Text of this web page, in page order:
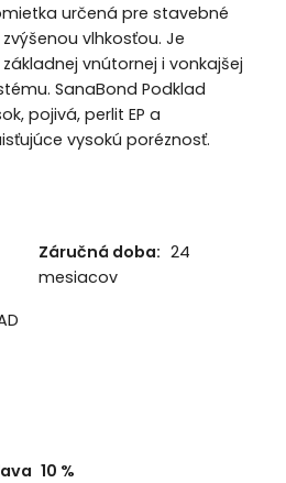
určená pre stavebné
vlhkosťou. Je
vnútornej i vonkajšej
SanaBond Podklad
pojivá, perlit EP a
vysokú poréznosť.
Záručná doba: 24
mesiacov
10 %